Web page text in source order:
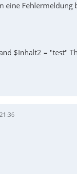
eine Fehlermeldung
$Inhalt2 = "test"